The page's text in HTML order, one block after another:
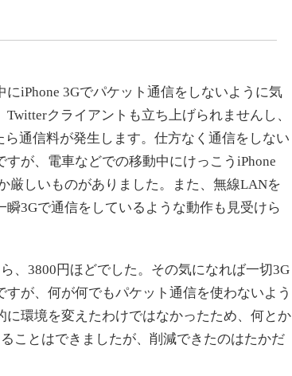
iPhone 3Gでパケット通信をしないように気
クライアントも立ち上げられませんし、
通信料が発生します。仕方なく通信をしない
が、電車などでの移動中にけっこうiPhone
厳しいものがありました。また、無線LANを
3Gで通信をしているような動作も見受けら
、3800円ほどでした。その気になれば一切3G
が、何が何でもパケット通信を使わないよう
環境を変えたわけではなかったため、何とか
ことはできましたが、削減できたのはたかだ